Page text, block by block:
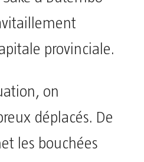
provinciale.
on
déplacés. De
les bouchées